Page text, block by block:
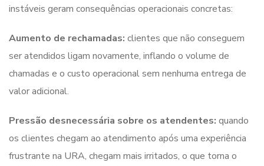
instáveis geram consequências operacionais concretas:
Aumento de rechamadas: clientes que não conseguem
ser atendidos ligam novamente, inflando o volume de
chamadas e o custo operacional sem nenhuma entrega de
valor adicional.
Pressão desnecessária sobre os atendentes: quando
os clientes chegam ao atendimento após uma experiência
frustrante na URA, chegam mais irritados, o que torna o